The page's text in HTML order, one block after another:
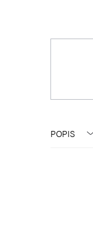
POPIS